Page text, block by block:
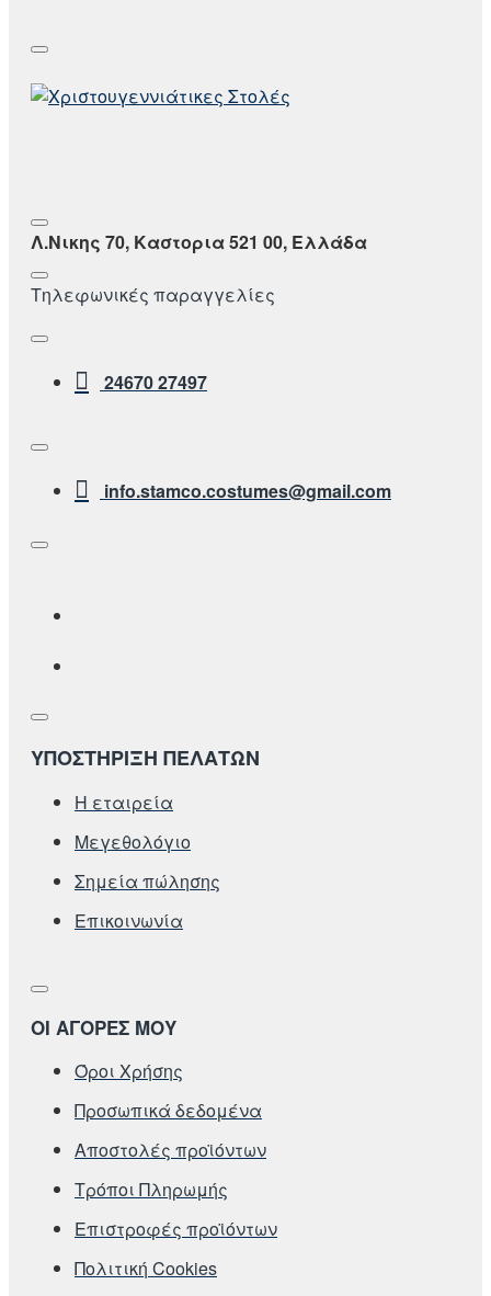
Λ.Νικης 70, Καστορια 521 00, Ελλάδα
Τηλεφωνικές παραγγελίες
24670 27497
info.stamco.costumes@gmail.com
ΥΠΟΣΤΗΡΙΞΗ ΠΕΛΑΤΩΝ
Η εταιρεία
Μεγεθολόγιο
Σημεία πώλησης
Επικοινωνία
ΟΙ ΑΓΟΡΕΣ ΜΟΥ
Όροι Χρήσης
Προσωπικά δεδομένα
Αποστολές προϊόντων
Τρόποι Πληρωμής
Επιστροφές προϊόντων
Πολιτική Cookies